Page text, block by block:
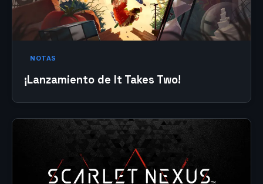
NOTAS
¡Lanzamiento de It Takes Two!